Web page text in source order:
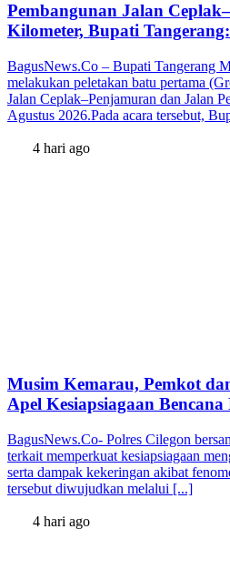
Pembangunan Jalan
Kilometer, Bupati
BagusNews.Co – Bupati Tangerang
melakukan peletakan batu pertama
Jalan Ceplak–Penjamuran dan Jalan
Agustus 2026.Pada acara tersebut,
4 hari ago
Musim Kemarau, Pemkot
Apel Kesiapsiagaan
BagusNews.Co- Polres Cilegon
terkait memperkuat kesiapsiagaan
serta dampak kekeringan akibat
tersebut diwujudkan melalui [...]
4 hari ago